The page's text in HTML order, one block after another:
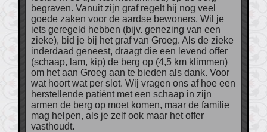
begraven. Vanuit zijn graf regelt hij nog veel
goede zaken voor de aardse bewoners. Wil je
iets geregeld hebben (bijv. genezing van een
zieke), bid je bij het graf van Groeg. Als de zieke
inderdaad geneest, draagt die een levend offer
(schaap, lam, kip) de berg op (4,5 km klimmen)
om het aan Groeg aan te bieden als dank. Voor
wat hoort wat per slot. Wij vragen ons af hoe een
herstellende patiënt met een schaap in zijn
armen de berg op moet komen, maar de familie
mag helpen, als je zelf ook maar het offer
vasthoudt.